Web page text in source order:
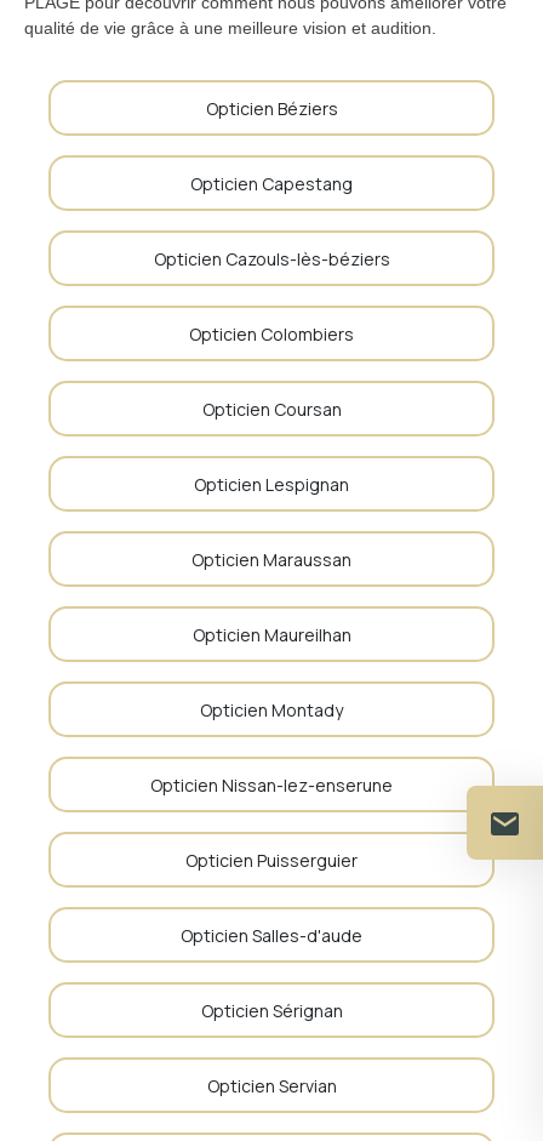
qualité de vie grâce à une meilleure vision et audition.
Opticien Béziers
Opticien Capestang
Opticien Cazouls-lès-béziers
Opticien Colombiers
Opticien Coursan
Opticien Lespignan
Opticien Maraussan
Opticien Maureilhan
Opticien Montady
Opticien Nissan-lez-enserune
Opticien Puisserguier
Opticien Salles-d'aude
Opticien Sérignan
Opticien Servian